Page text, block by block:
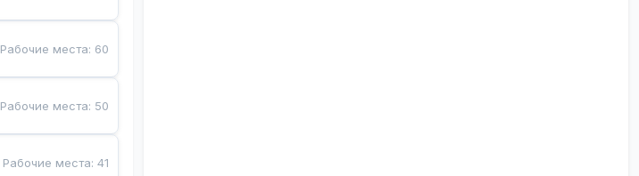
Рабочие места: 60
Рабочие места: 50
Рабочие места:41